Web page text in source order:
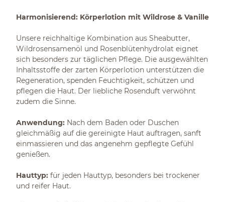
Harmonisierend: Körperlotion mit Wildrose & Vanille
Unsere reichhaltige Kombination aus Sheabutter,
Wildrosensamenöl und Rosenblütenhydrolat eignet
sich besonders zur täglichen Pflege. Die ausgewählten
Inhaltsstoffe der zarten Körperlotion unterstützen die
Regeneration, spenden Feuchtigkeit, schützen und
pflegen die Haut. Der liebliche Rosenduft verwöhnt
zudem die Sinne.
Anwendung: Nach dem Baden oder Duschen
gleichmäßig auf die gereinigte Haut auftragen, sanft
einmassieren und das angenehm gepflegte Gefühl
genießen.
Hauttyp: für jeden Hauttyp, besonders bei trockener
und reifer Haut.